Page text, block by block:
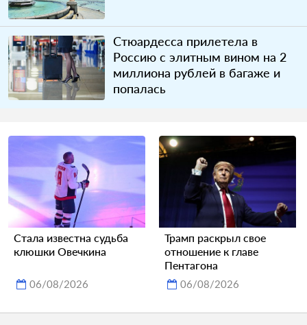
Стюардесса прилетела в
Россию с элитным вином на 2
миллиона рублей в багаже и
попалась
Стала известна судьба
клюшки Овечкина
06/08/2026
Трамп раскрыл свое
отношение к главе
Пентагона
06/08/2026